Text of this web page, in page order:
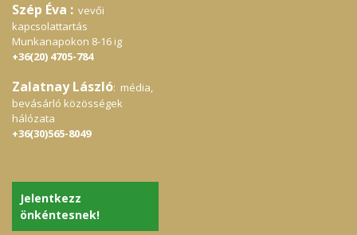
Szép Éva : vevői
kapcsolattartás
Munkanapokon 8-16 ig
+36(20) 4705-784
Zalatnay László: média,
bevásárló közösségek
hálózata
+36(30)565-8049
Jelentkezz
önkéntesnek!